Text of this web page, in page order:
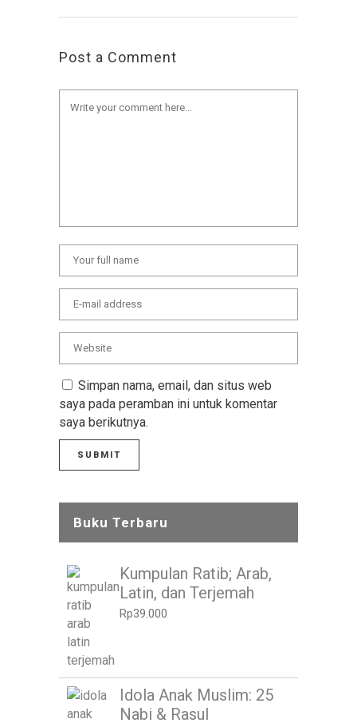
Post a Comment
Simpan nama, email, dan situs web
saya pada peramban ini untuk komentar
saya berikutnya.
Buku Terbaru
Kumpulan Ratib; Arab,
Latin, dan Terjemah
Rp39.000
Idola Anak Muslim: 25
Nabi & Rasul